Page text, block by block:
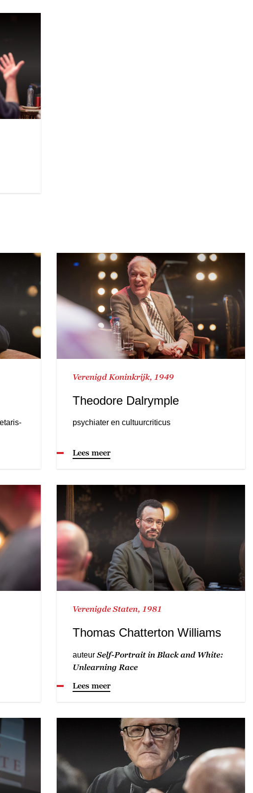
Verenigd Koninkrijk, 1949
Theodore Dalrymple
psychiater en cultuurcriticus
Lees meer
Verenigde Staten, 1981
Thomas Chatterton Williams
auteurSelf-Portrait in Black and White:
Unlearning Race
Lees meer